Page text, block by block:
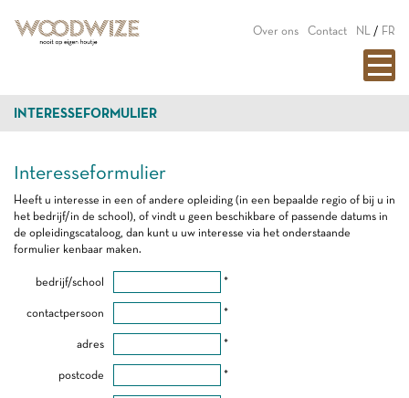
Over ons Contact NL / FR
INTERESSEFORMULIER
Interesseformulier
Heeft u interesse in een of andere opleiding (in een bepaalde regio of bij u in
het bedrijf/in de school), of vindt u geen beschikbare of passende datums in
de opleidingscataloog, dan kunt u uw interesse via het onderstaande
formulier kenbaar maken.
bedrijf/school *
contactpersoon *
adres *
postcode *